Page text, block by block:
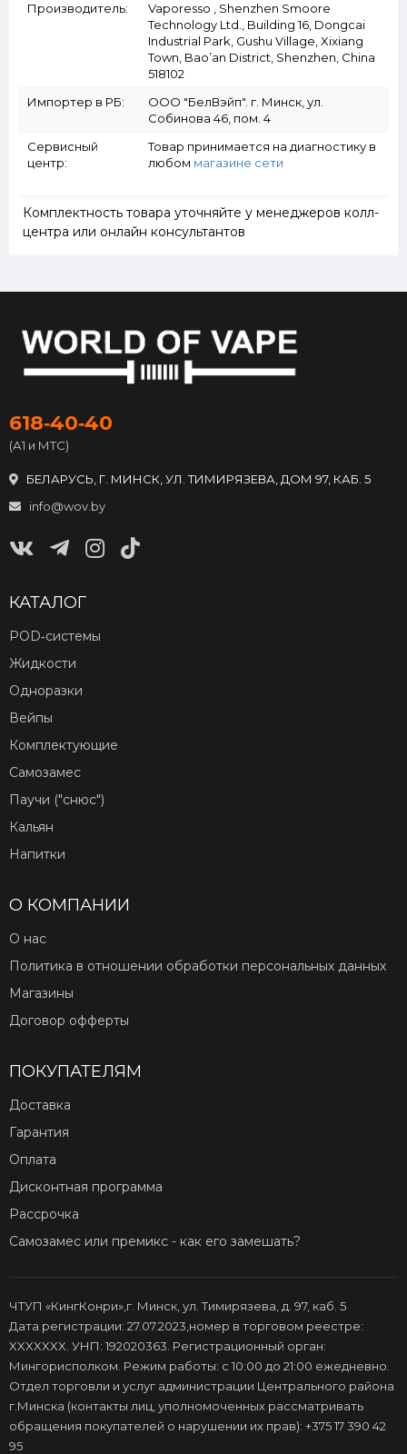
Производитель:
Vaporesso , Shenzhen Smoore
Technology Ltd., Building 16, Dongcai
Industrial Park, Gushu Village, Xixiang
Town, Bao’an District, Shenzhen, China
518102
Импортер в РБ:
ООО "БелВэйп". г. Минск, ул.
Собинова 46, пом. 4
Сервисный
центр:
Товар принимается на диагностику в
любом магазине сети
Комплектность товара уточняйте у менеджеров колл-
центра или онлайн консультантов
618‑40‑40
(А1 и МТС)
БЕЛАРУСЬ, Г. МИНСК, УЛ. ТИМИРЯЗЕВА, ДОМ 97, КАБ. 5
info@wov.by
КАТАЛОГ
POD‑системы
Жидкости
Одноразки
Вейпы
Комплектующие
Самозамес
Паучи ("снюс")
Кальян
Напитки
О КОМПАНИИ
О нас
Политика в отношении обработки персональных данных
Магазины
Договор офферты
ПОКУПАТЕЛЯМ
Доставка
Гарантия
Оплата
Дисконтная программа
Рассрочка
Самозамес или премикс - как его замешать?
ЧТУП «КингКонри»,г. Минск, ул. Тимирязева, д. 97, каб. 5
Дата регистрации: 27.07.2023,номер в торговом реестре:
XXXXXXX. УНП: 192020363. Регистрационный орган:
Мингорисполком. Режим работы: с 10:00 до 21:00 ежедневно.
Отдел торговли и услуг администрации Центрального района
г.Минска (контакты лиц, уполномоченных рассматривать
обращения покупателей о нарушении их прав): +375 17 390 42
95